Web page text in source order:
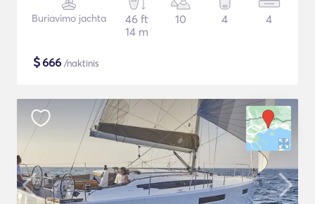
Buriavimo jachta
46 ft
14 m
10 4 4
$666 /naktinis